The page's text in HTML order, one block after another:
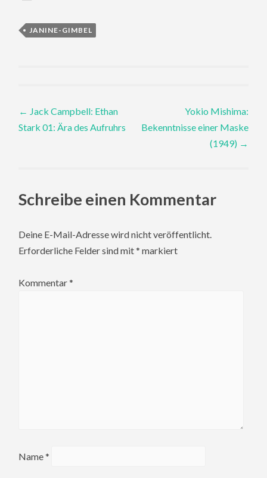
JANINE-GIMBEL
Post
← Jack Campbell: Ethan
Stark 01: Ära des Aufruhrs
Yokio Mishima:
Bekenntnisse einer Maske
(1949) →
Schreibe einen Kommentar
Deine E-Mail-Adresse wird nicht veröffentlicht.
Erforderliche Felder sind mit* markiert
Kommentar*
Name*